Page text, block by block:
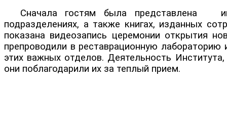
Сначала гостям была представлена
подразделениях, а также книгах, изданных
показана видеозапись церемонии открытия
препроводили в реставрационную
этих важных отделов. Деятельность
они поблагодарили их за теплый прием.